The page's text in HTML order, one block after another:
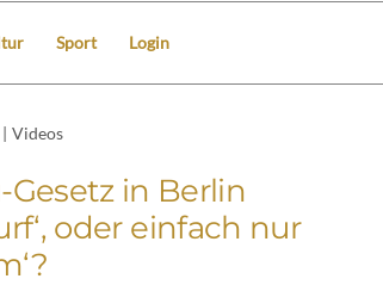
Sport Login
| Videos
in Berlin
oder einfach nur